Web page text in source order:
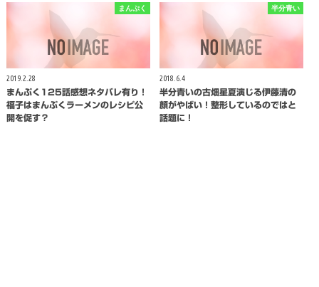
まんぷく
2019.2.28
まんぷく125話感想ネタバレ有り！
福子はまんぷくラーメンのレシピ公
開を促す？
半分青い
2018.6.4
半分青いの古畑星夏演じる伊藤清の
顔がやばい！整形しているのではと
話題に！